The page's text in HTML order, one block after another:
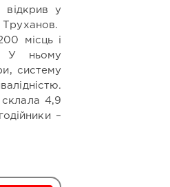
у
місць і
У ньому
систему
склала 4,9
–